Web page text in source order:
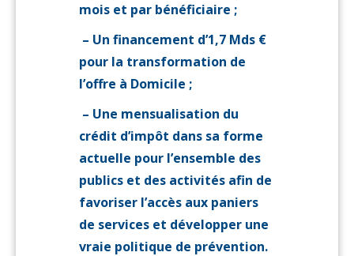
mois et par bénéficiaire ;
– Un financement d’1,7 Mds €
pour la transformation de
l’offre à Domicile ;
– Une mensualisation du
crédit d’impôt dans sa forme
actuelle pour l’ensemble des
publics et des activités afin de
favoriser l’accès aux paniers
de services et développer une
vraie politique de prévention.